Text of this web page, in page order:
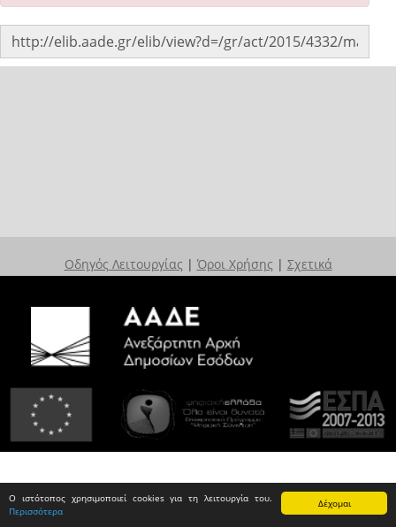
Δέχομαι
Ο ιστότοπος χρησιμοποιεί cookies για τη λειτουργία του.
Περισσότερα
Οδηγός Λειτουργίας | Όροι Χρήσης | Σχετικά